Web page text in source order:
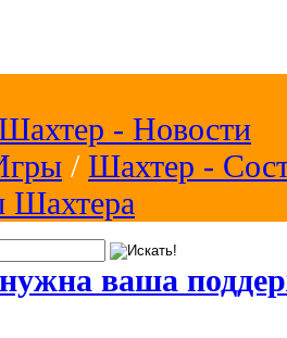
- Новости
/ Шахтер -
Шахтера
ваша